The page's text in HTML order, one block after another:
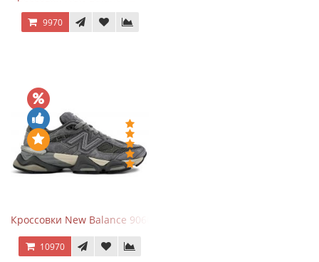
9970
Кроссовки New Balance 9060 x Joe Freshgoods Dark Grey
10970